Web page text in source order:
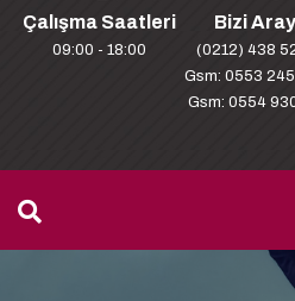
Çalışma Saatleri
09:00 - 18:00
Bizi
(0212) 438
Gsm: 0553
Gsm: 0554